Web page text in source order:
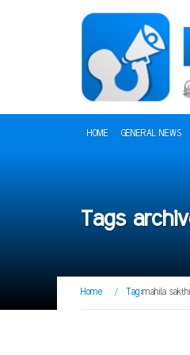
HOME GENERAL NEWS
Tags
Home / Tag:mahila